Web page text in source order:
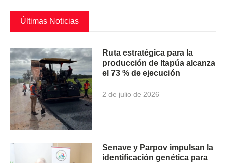
Últimas Noticias
Ruta estratégica para la
producción de Itapúa alcanza
el 73 % de ejecución
2 de julio de 2026
Senave y Parpov impulsan la
identificación genética para